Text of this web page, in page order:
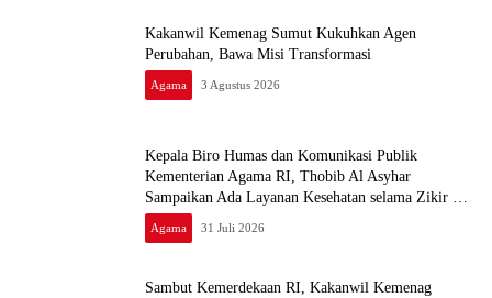
Kakanwil Kemenag Sumut Kukuhkan Agen
Perubahan, Bawa Misi Transformasi
Agama 3 Agustus 2026
Kepala Biro Humas dan Komunikasi Publik
Kementerian Agama RI, Thobib Al Asyhar
Sampaikan Ada Layanan Kesehatan selama Zikir dan
Doa Kebangsaan di Monas
Agama 31 Juli 2026
Sambut Kemerdekaan RI, Kakanwil Kemenag